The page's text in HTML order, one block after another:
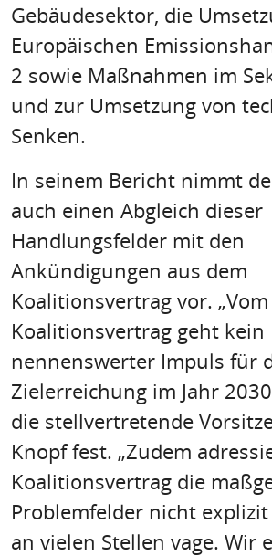
Gebäudesektor, die
Europäischen
2 sowie Maßnahmen im
und zur Umsetzung von
Senken.
In seinem Bericht nimmt
auch einen Abgleich dieser
Handlungsfelder mit den
Ankündigungen aus dem
Koalitionsvertrag vor. „Vom
Koalitionsvertrag geht kein
nennenswerter Impuls für
Zielerreichung im Jahr
die stellvertretende
Knopf fest. „Zudem
Koalitionsvertrag die
Problemfelder nicht
an vielen Stellen vage. Wir